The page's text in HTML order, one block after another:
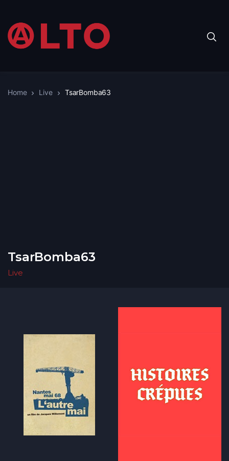
Home Live TsarBomba63
TsarBomba63
Live